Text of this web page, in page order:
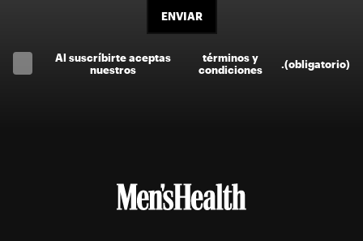
ENVIAR
Al suscríbirte aceptas
nuestros
términos y
condiciones
(obligatorio)